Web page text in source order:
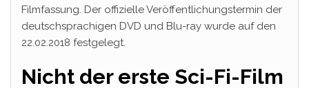
Filmfassung. Der offizielle Veröffentlichungstermin der
deutschsprachigen DVD und Blu-ray wurde auf den
22.02.2018 festgelegt.
Nicht der erste Sci-Fi-Film